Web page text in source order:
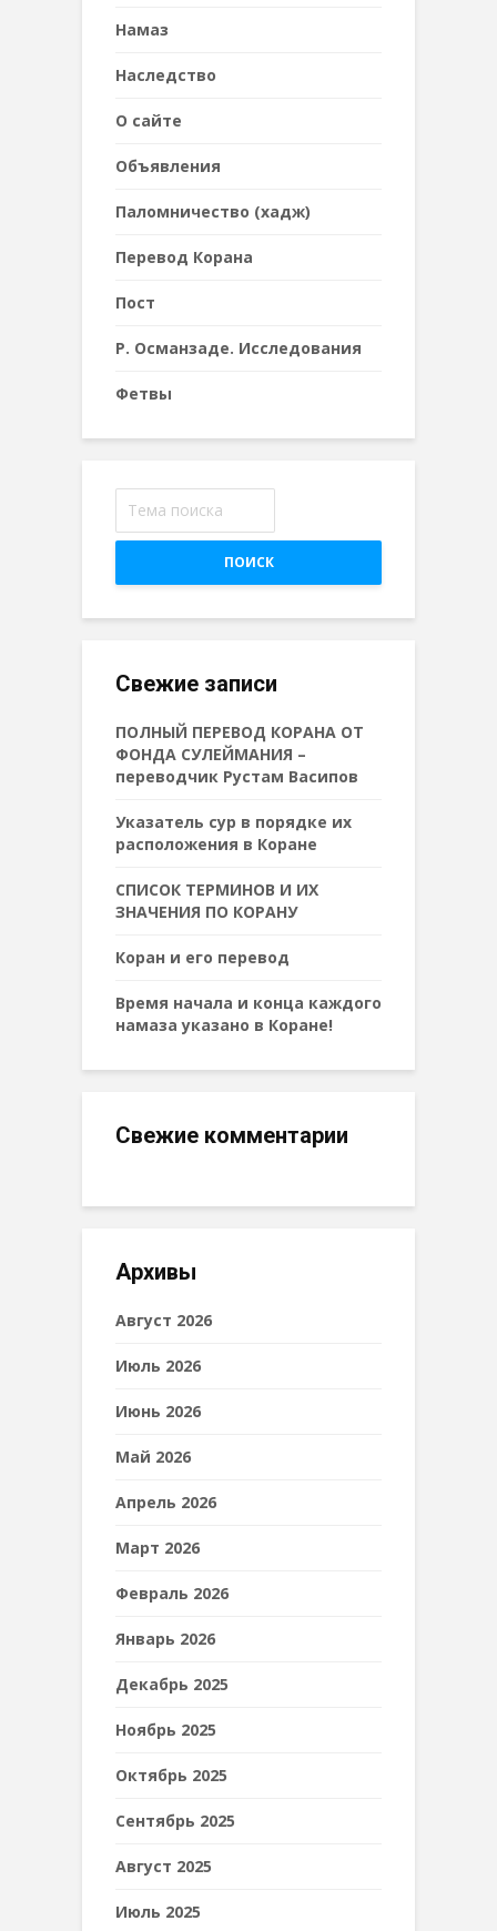
Намаз
Наследствo
О сайте
Объявления
Паломничество (хадж)
Перевод Корана
Пост
Р. Османзаде. Исследования
Фетвы
ПОИСК
Свежие записи
ПОЛНЫЙ ПЕРЕВОД КОРАНА ОТ
ФОНДА СУЛЕЙМАНИЯ –
переводчик Рустам Васипов
Указатель сур в порядке их
расположения в Коране
СПИСОК ТЕРМИНОВ И ИХ
ЗНАЧЕНИЯ ПО КОРАНУ
Коран и его перевод
Время начала и конца каждого
намаза указано в Коране!
Свежие комментарии
Архивы
Август 2026
Июль 2026
Июнь 2026
Май 2026
Апрель 2026
Март 2026
Февраль 2026
Январь 2026
Декабрь 2025
Ноябрь 2025
Октябрь 2025
Сентябрь 2025
Август 2025
Июль 2025